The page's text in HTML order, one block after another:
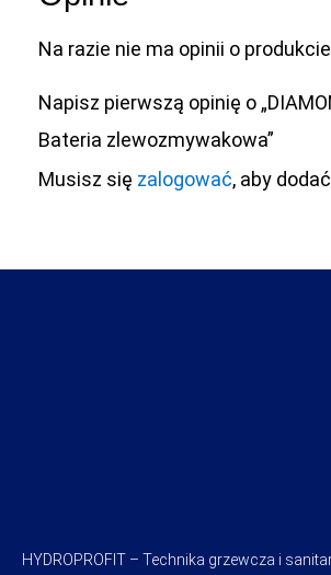
Na razie nie ma opinii o
Napisz pierwszą opinię o
Bateria zlewozmywakowa”
Musisz się zalogować, aby
HYDROPROFIT – Technika grzewcza i